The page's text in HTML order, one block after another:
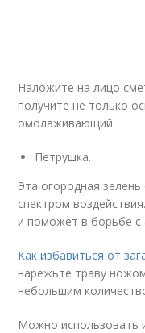
Наложите на лицо
получите не только
омолаживающий.
Петрушка.
Эта огородная
спектром
и поможет в борьбе
Как избавиться от
нарежьте траву
небольшим
Можно использовать